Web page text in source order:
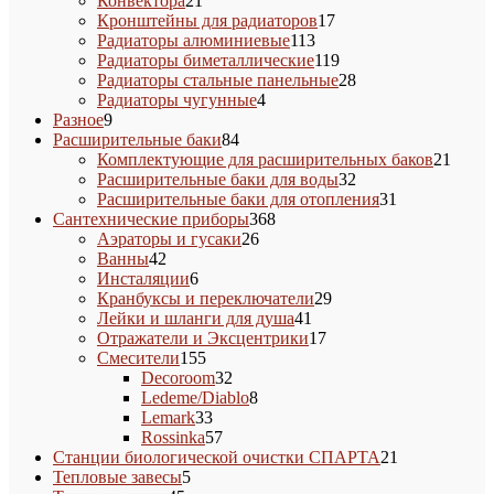
товар
Кронштейны для радиаторов1717
Радиаторы алюминиевые113113
товаров
Радиаторы биметаллические119119
товаров
Радиаторы стальные панельные2828
Радиаторы чугунные44
Разное99
товаров
Расширительные баки8484
товара
Комплектующие для расширительных баков21
Расширительные баки для воды32
товара
Расширительные баки для отопления31
Сантехнические приборы368368
Аэраторы и гусаки2626
Ванны42
товара
Инсталяции66
товаров
Кранбуксы и переключатели2929
Лейки и шланги для душа41
товар
Отражатели и Эксцентрики1717
Смесители155155
товаров
Decoroom32
товара
Ledeme/Diablo88
Lemark3333
товара
Rossinka5757
товаров
Станции биологической очистки СПАРТА21
Тепловые завесы55